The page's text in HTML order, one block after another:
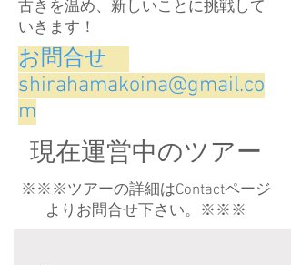
古きを温め、新しいことに挑戦して
いきます！
​お問合せ
shirahamakoina@gmail.co
m
​現在運営中のツアー
※※※​ツアーの詳細はContactページ
よりお問合せ下さい。※※※